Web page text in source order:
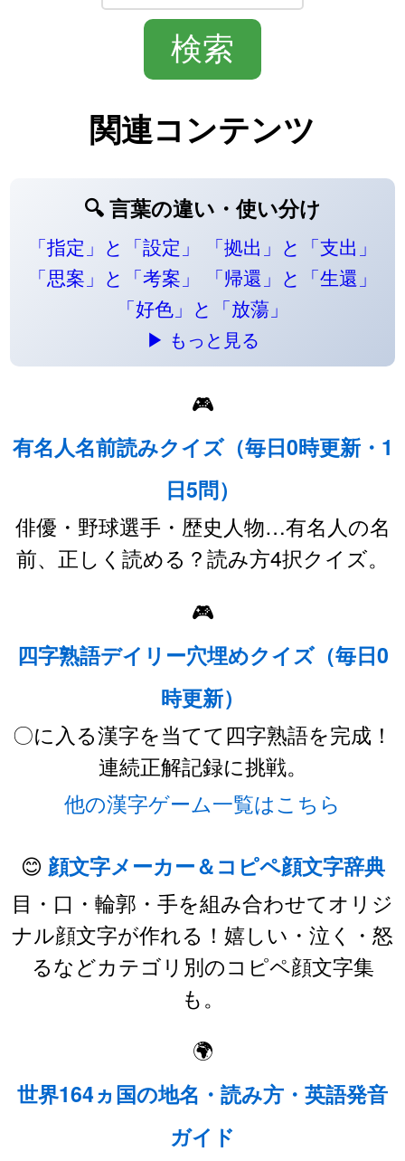
関連コンテンツ
🔍 言葉の違い・使い分け
「指定」と「設定」
「拠出」と「支出」
「思案」と「考案」
「帰還」と「生還」
「好色」と「放蕩」
▶ もっと見る
🎮
有名人名前読みクイズ（毎日0時更新・1
日5問）
俳優・野球選手・歴史人物…有名人の名
前、正しく読める？読み方4択クイズ。
🎮
四字熟語デイリー穴埋めクイズ（毎日0
時更新）
〇に入る漢字を当てて四字熟語を完成！
連続正解記録に挑戦。
他の漢字ゲーム一覧はこちら
😊 顔文字メーカー＆コピペ顔文字辞典
目・口・輪郭・手を組み合わせてオリジ
ナル顔文字が作れる！嬉しい・泣く・怒
るなどカテゴリ別のコピペ顔文字集
も。
🌍
世界164ヵ国の地名・読み方・英語発音
ガイド